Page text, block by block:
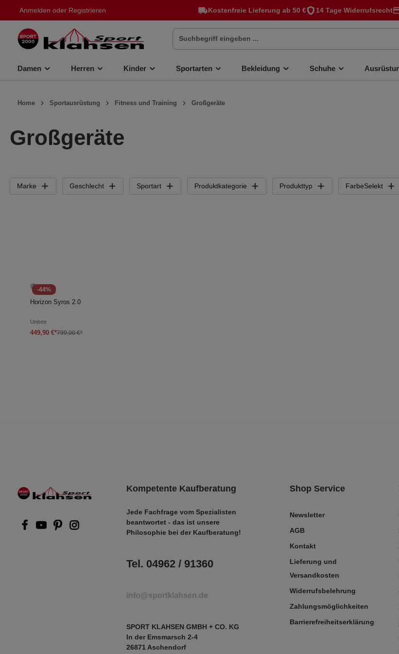
springen Kostenfreie Lieferung ab 50 € 14 Tage Widerrufsrecht
Anmelden oder Registrieren
Damen Herren Kinder Sportarten Bekleidung Schuhe
Home Sportausrüstung Fitness und Training Großgeräte
Großgeräte
Marke Geschlecht Sportart Produktkategorie Produkttyp FarbeSelekt
-44%
In den Warenkorb
Horizon Syros 2.0
Unisex
449,90 €*799,00 €*
Kompetente Kaufberatung
Jede Fachfrage vom Spezialisten
beantwortet - das ist unsere
Philosophie bei der Kaufberatung!
Tel. 04962 / 91360
info@sportklahsen.de
SPORT KLAHSEN GMBH + CO. KG
In der Emsmarsch 2-4
26871 Aschendorf
Shop Service
Newsletter
AGB
Kontakt
Lieferung und
Versandkosten
Widerrufsbelehrung
Zahlungsmöglichkeiten
Barrierefreiheitserklärung